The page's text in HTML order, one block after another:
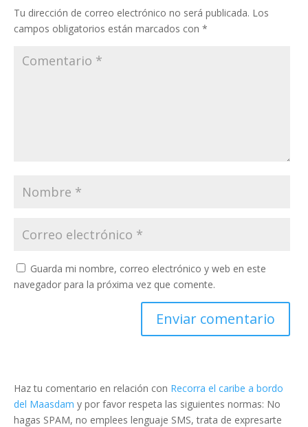
Tu dirección de correo electrónico no será publicada. Los
campos obligatorios están marcados con *
Guarda mi nombre, correo electrónico y web en este
navegador para la próxima vez que comente.
Haz tu comentario en relación con Recorra el caribe a bordo
del Maasdam y por favor respeta las siguientes normas: No
hagas SPAM, no emplees lenguaje SMS, trata de expresarte